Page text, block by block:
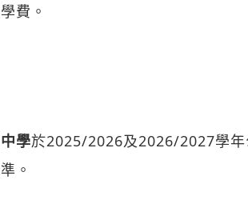
費。
學於2025/2026及2026/2027學年
。